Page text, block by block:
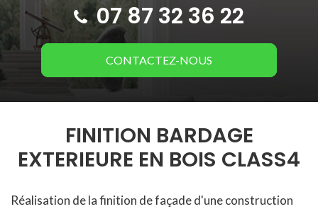
07 87 32 36 22
CONTACTEZ-NOUS
FINITION BARDAGE
EXTERIEURE EN BOIS CLASS4
Réalisation de la finition de façade d'une construction